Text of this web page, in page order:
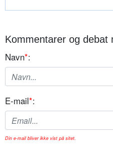
Kommentarer og
Navn*:
E-mail*:
Din e-mail bliver ikke vist på sitet.